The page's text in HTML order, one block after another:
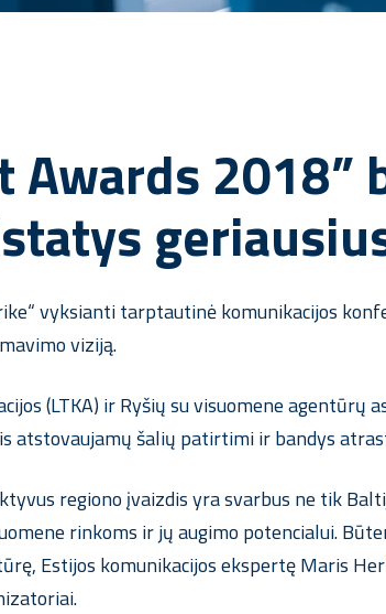
Awards
vyksianti tarptautinė komunikacijos
viziją.
(LTKA) ir Ryšių su visuomene
atstovaujamų šalių patirtimi ir bandys
regiono įvaizdis yra svarbus ne tik
rinkoms ir jų augimo potencialui.
Estijos komunikacijos ekspertę Maris